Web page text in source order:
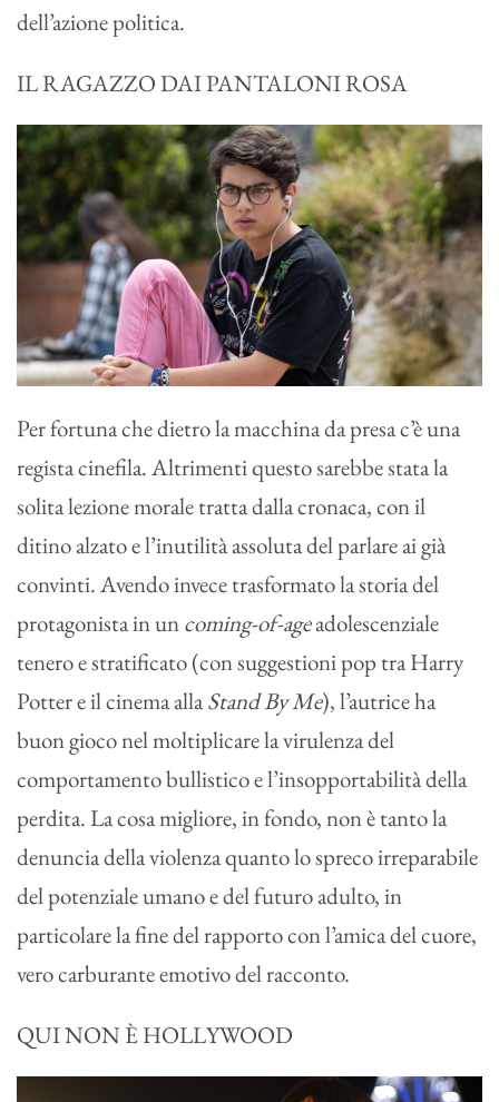
dell’azione politica.
IL RAGAZZO DAI PANTALONI ROSA
Per fortuna che dietro la macchina da presa c’è una
regista cinefila. Altrimenti questo sarebbe stata la
solita lezione morale tratta dalla cronaca, con il
ditino alzato e l’inutilità assoluta del parlare ai già
convinti. Avendo invece trasformato la storia del
protagonista in uncoming-of-ageadolescenziale
tenero e stratificato (con suggestioni pop tra Harry
Potter e il cinema allaStand By Me), l’autrice ha
buon gioco nel moltiplicare la virulenza del
comportamento bullistico e l’insopportabilità della
perdita. La cosa migliore, in fondo, non è tanto la
denuncia della violenza quanto lo spreco irreparabile
del potenziale umano e del futuro adulto, in
particolare la fine del rapporto con l’amica del cuore,
vero carburante emotivo del racconto.
QUI NON È HOLLYWOOD